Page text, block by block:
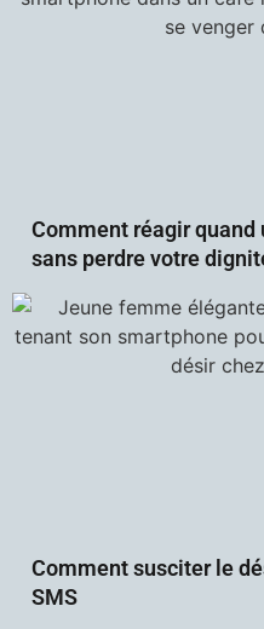
Comment réagir quand
sans perdre votre
Comment susciter le
SMS